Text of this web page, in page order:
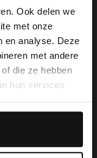
Ook delen we
met onze
en analyse. Deze
met andere
die ze hebben
hun services.
×
Would